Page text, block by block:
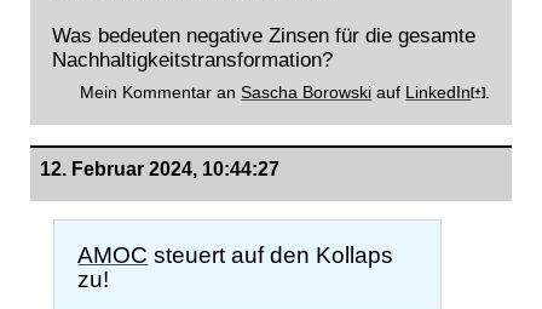
Was bedeuten negative Zinsen für die gesamte
Nachhaltigkeitstransformation?
Mein Kommentar anSascha Borowski auf LinkedIn[+]
12. Februar 2024, 10:44:27
AMOC steuert auf den Kollaps
zu!